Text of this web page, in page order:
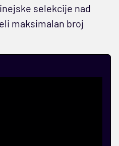
selekcije nad
maksimalan broj